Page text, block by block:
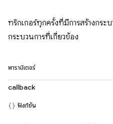
ทริกเกอร์ทุกครั้งที่มีการสร้างกระ
กระบวนการที่เกี่ยวข้อง
พารามิเตอร์
callback
ฟังก์ชัน